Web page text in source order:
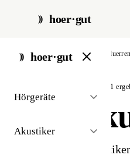
hoer·gut
hoer·gut
Hörgeräte
Akustiker
start / akustiker / bad-
// stadt · bad dürrenberg · 1
1